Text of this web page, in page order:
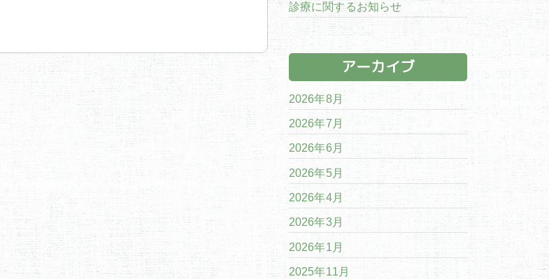
診療に関するお知らせ
アーカイブ
2026年8月
2026年7月
2026年6月
2026年5月
2026年4月
2026年3月
2026年1月
2025年11月